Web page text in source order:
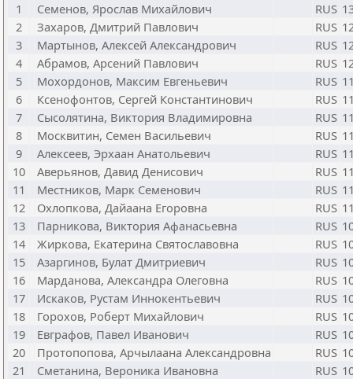
1
Семенов, Ярослав Михайлович RUS
2
Захаров, Дмитрий Павлович RUS
3
Мартынов, Алексей Александрович RUS
4
Абрамов, Арсений Павлович RUS
5
Мохордонов, Максим Евгеньевич RUS
6
Ксенофонтов, Сергей Константинович RUS
7
Сысолятина, Виктория Владимировна RUS
8
Москвитин, Семен Васильевич RUS
9
Алексеев, Эрхаан Анатольевич RUS
10
Аверьянов, Давид Денисович RUS
11
Местников, Марк Семенович RUS
12
Охлопкова, Дайаана Егоровна RUS
13
Парникова, Виктория Афанасьевна RUS
14
Жиркова, Екатерина Святославовна RUS
15
Азаргинов, Булат Дмитриевич RUS
16
Марданова, Александра Олеговна RUS
17
Искаков, Рустам Иннокентьевич RUS
18
Горохов, Роберт Михайлович RUS
19
Евграфов, Павел Иванович RUS
20
Протопопова, Арчылаана Александровна RUS
21
Сметанина, Вероника Ивановна RUS